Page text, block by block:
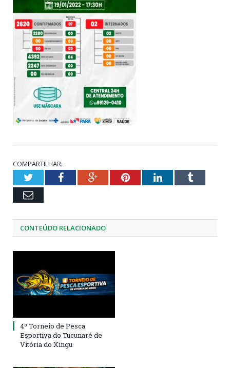
COMPARTILHAR:
TwitterFacebookGoogle+PinterestLinkedInTumblr
Email
CONTEÚDO RELACIONADO
4º Torneio de Pesca
Esportiva do Tucunaré de
Vitória do Xingu